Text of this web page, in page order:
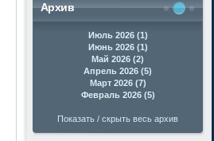
Архив
Июль 2026 (1)
Июнь 2026 (1)
Май 2026 (2)
Апрель 2026 (5)
Март 2026 (7)
Февраль 2026 (5)
Показать / скрыть весь архив